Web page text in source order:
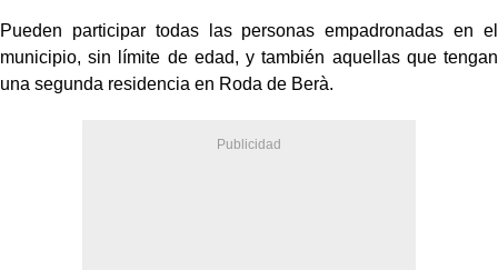
Pueden participar todas las personas empadronadas en el
municipio, sin límite de edad, y también aquellas que tengan
una segunda residencia en Roda de Berà.